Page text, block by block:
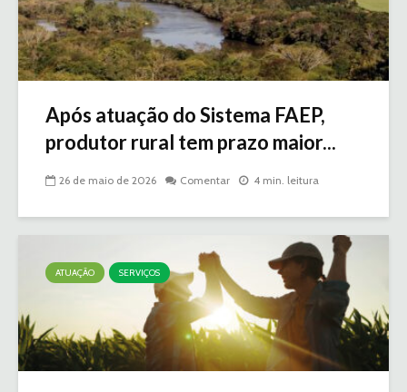
Após atuação do Sistema FAEP,
produtor rural tem prazo maior...
26 de maio de 2026 Comentar 4 min. leitura
ATUAÇÃO SERVIÇOS